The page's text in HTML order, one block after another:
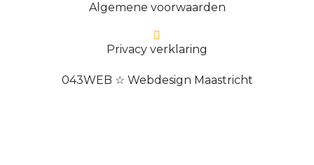
Algemene voorwaarden
Privacy verklaring
043WEB ☆ Webdesign Maastricht